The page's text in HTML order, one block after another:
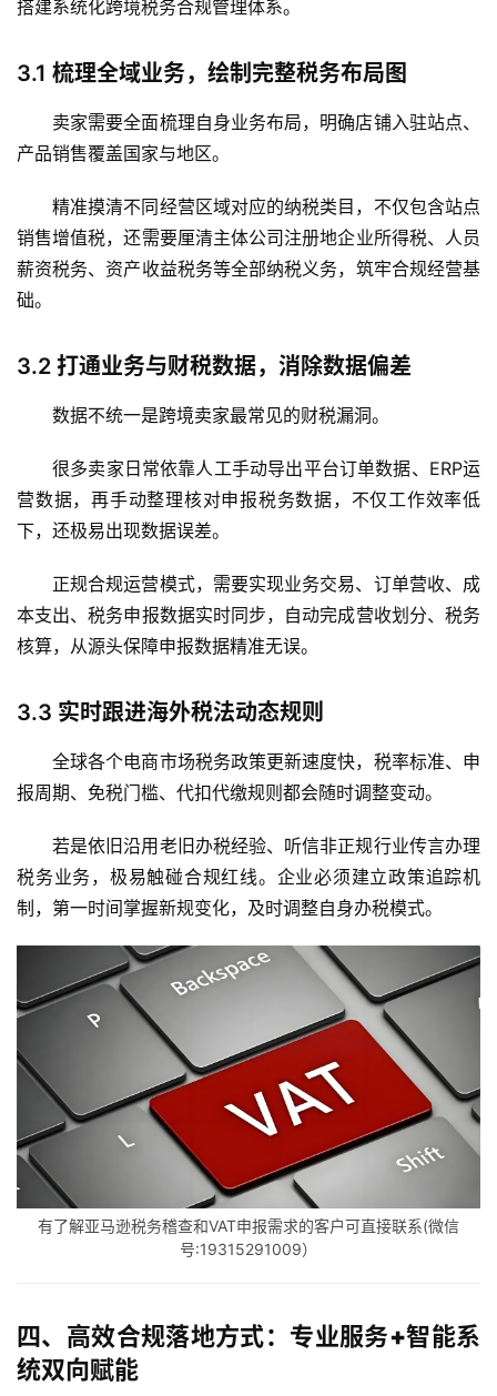
搭建系统化跨境税务合规管理体系。
3.1 梳理全域业务，绘制完整税务布局图
卖家需要全面梳理自身业务布局，明确店铺入驻站点、
产品销售覆盖国家与地区。
精准摸清不同经营区域对应的纳税类目，不仅包含站点
销售增值税，还需要厘清主体公司注册地企业所得税、人员
薪资税务、资产收益税务等全部纳税义务，筑牢合规经营基
础。
3.2 打通业务与财税数据，消除数据偏差
数据不统一是跨境卖家最常见的财税漏洞。
很多卖家日常依靠人工手动导出平台订单数据、ERP运
营数据，再手动整理核对申报税务数据，不仅工作效率低
下，还极易出现数据误差。
正规合规运营模式，需要实现业务交易、订单营收、成
本支出、税务申报数据实时同步，自动完成营收划分、税务
核算，从源头保障申报数据精准无误。
3.3 实时跟进海外税法动态规则
全球各个电商市场税务政策更新速度快，税率标准、申
报周期、免税门槛、代扣代缴规则都会随时调整变动。
若是依旧沿用老旧办税经验、听信非正规行业传言办理
税务业务，极易触碰合规红线。企业必须建立政策追踪机
制，第一时间掌握新规变化，及时调整自身办税模式。
有了解亚马逊税务稽查和VAT申报需求的客户可直接联系(微信
号:19315291009）
四、高效合规落地方式：专业服务+智能系
统双向赋能